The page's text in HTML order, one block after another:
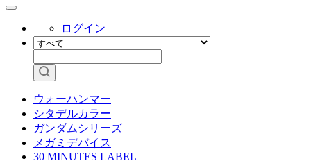
ログイン
ウォーハンマー
シタデルカラー
ガンダムシリーズ
メガミデバイス
30 MINUTES LABEL